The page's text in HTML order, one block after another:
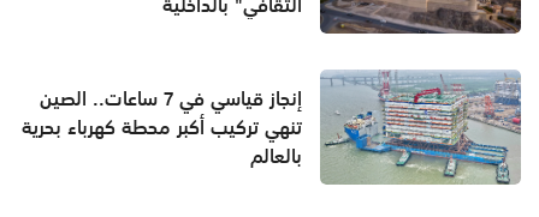
إنجاز قياسي في 7 ساعات.. الصين
تنهي تركيب أكبر محطة كهرباء بحرية
بالعالم